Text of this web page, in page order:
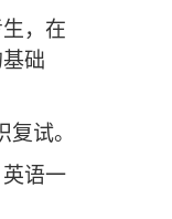
，在
础
试。
语一